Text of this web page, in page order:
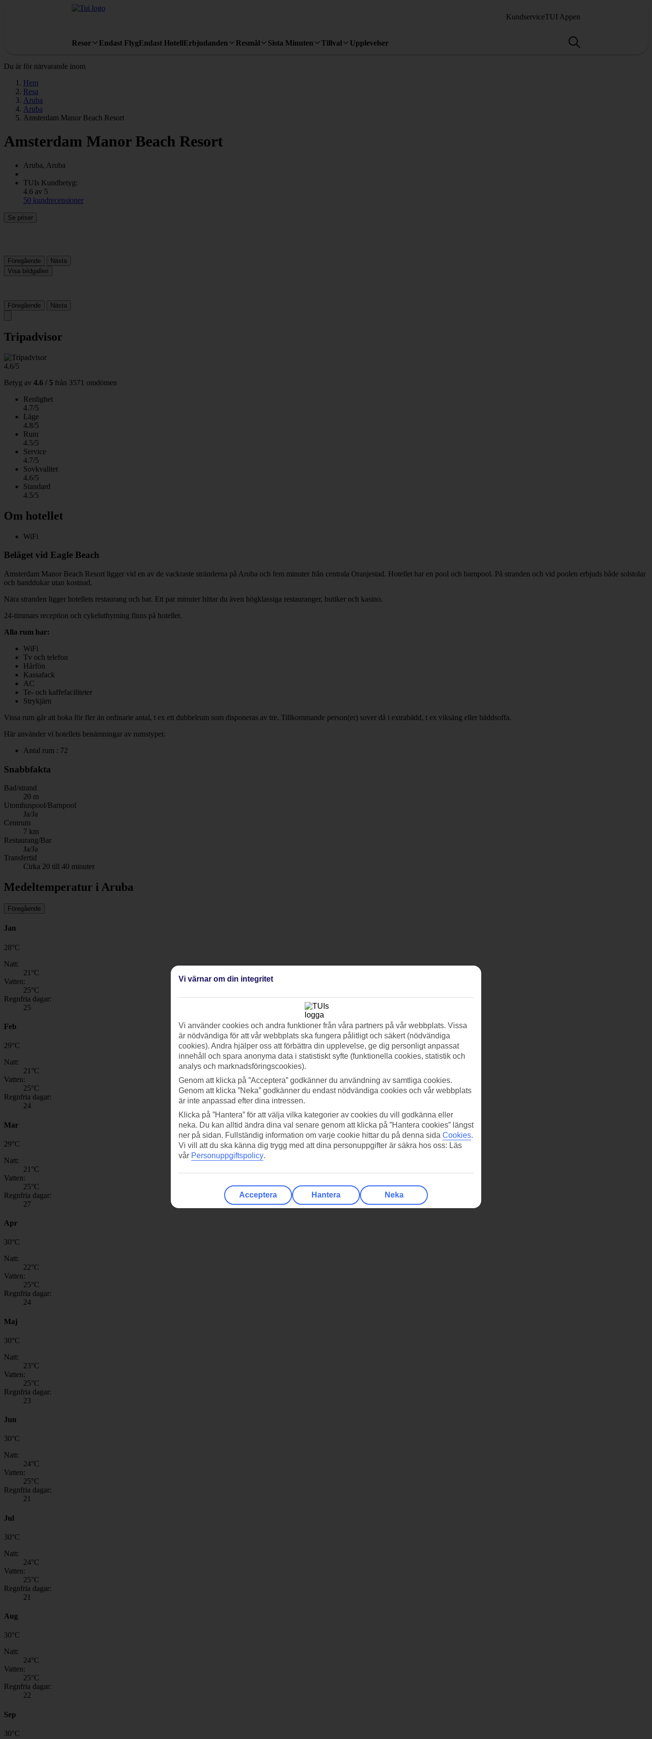
KundserviceTUI Appen
Resor Endast FlygEndast HotellErbjudanden Resmål Sista Minuten Tillval Upplevelser
Du är för närvarande inom
Hem
Resa
Aruba
Aruba
Amsterdam Manor Beach Resort
Amsterdam Manor Beach Resort
Aruba, Aruba
TUIs Kundbetyg:
4.6 av 5
50 kundrecensioner
Se priser
Föregående
Nästa
Visa bildgalleri
Föregående Nästa
Tripadvisor
4.6/5
Betyg av 4.6 / 5 från 3571 omdömen
Renlighet
4.7/5
Läge
4.8/5
Rum
4.5/5
Service
4.7/5
Sovkvalitet
4.6/5
Standard
4.5/5
Om hotellet
WiFi
Beläget vid Eagle Beach
Amsterdam Manor Beach Resort ligger vid en av de vackraste stränderna på Aruba och fem minuter från centrala Oranjestad. Hotellet har en pool och barnpool. På stranden och vid poolen erbjuds både solstolar
och handdukar utan kostnad.
Nära stranden ligger hotellets restaurang och bar. Ett par minuter hittar du även högklassiga restauranger, butiker och kasino.
24-timmars reception och cykeluthyrning finns på hotellet.
Alla rum har:
WiFi
Tv och telefon
Hårfön
Kassafack
AC
Te- och kaffefaciliteter
Strykjärn
Vissa rum går att boka för fler än ordinarie antal, t ex ett dubbelrum som disponeras av tre. Tillkommande person(er) sover då i extrabädd, t ex viksäng eller bäddsoffa.
Här använder vi hotellets benämningar av rumstyper.
Antal rum : 72
Snabbfakta
Bad/strand
20 m
Utomhuspool/Barnpool
Ja/Ja
Centrum
7 km
Restaurang/Bar
Ja/Ja
Transfertid
Cirka 20 till 40 minuter
Medeltemperatur i Aruba
Föregående
Jan
28°C
Natt:
21 °C
Vatten:
25°C
Regnfria dagar:
25
Feb
29°C
Natt:
21 °C
Vatten:
25°C
Regnfria dagar:
24
Mar
29°C
Natt:
21 °C
Vatten:
25°C
Regnfria dagar:
27
Apr
30°C
Natt:
22°C
Vatten:
25°C
Regnfria dagar:
24
Maj
30°C
Natt:
23°C
Vatten:
25°C
Regnfria dagar:
23
Jun
30°C
Natt:
24°C
Vatten:
25°C
Regnfria dagar:
21
Jul
30°C
Natt:
24°C
Vatten:
25°C
Regnfria dagar:
21
Aug
30°C
Natt:
24°C
Vatten:
25°C
Regnfria dagar:
22
Sep
30°C
Vi värnar om din integritet
Vi använder cookies och andra funktioner från våra partners på vår webbplats. Vissa
är nödvändiga för att vår webbplats ska fungera pålitligt och säkert (nödvändiga
cookies). Andra hjälper oss att förbättra din upplevelse, ge dig personligt anpassat
innehåll och spara anonyma data i statistiskt syfte (funktionella cookies, statistik och
analys och marknadsföringscookies).
Genom att klicka på ”Acceptera” godkänner du användning av samtliga cookies.
Genom att klicka ”Neka” godkänner du endast nödvändiga cookies och vår webbplats
är inte anpassad efter dina intressen.
Klicka på ”Hantera” för att välja vilka kategorier av cookies du vill godkänna eller
neka. Du kan alltid ändra dina val senare genom att klicka på ”Hantera cookies” längst
ner på sidan. Fullständig information om varje cookie hittar du på denna sida Cookies.
Vi vill att du ska känna dig trygg med att dina personuppgifter är säkra hos oss: Läs
vår Personuppgiftspolicy.
Acceptera Hantera Neka